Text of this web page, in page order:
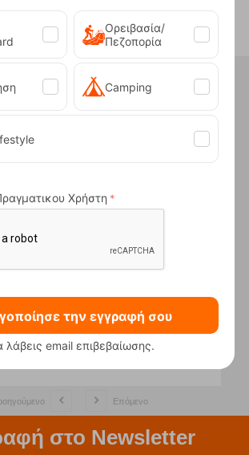
στο κατάστημα μας
αγορές άνω των 50€
Επόμενο
στο Newsletter
Ορειβασία/
Πεζοπορία
Camping
Χρήστη
την εγγραφή σου
λάβεις email επιβεβαίωσης.